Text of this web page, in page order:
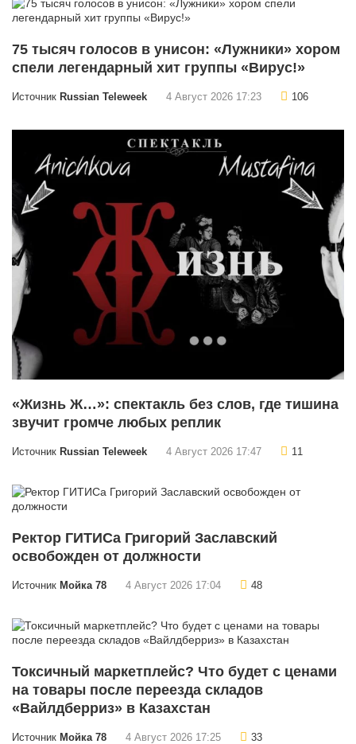
75 тысяч голосов в унисон: «Лужники» хором
спели легендарный хит группы «Вирус!»
Источник Russian Teleweek 4 Август 2026 17:23 106
«Жизнь Ж…»: спектакль без слов, где тишина
звучит громче любых реплик
Источник Russian Teleweek 4 Август 2026 17:47 11
Ректор ГИТИСа Григорий Заславский
освобожден от должности
Источник Мойка 78 4 Август 2026 17:04 48
Токсичный маркетплейс? Что будет с ценами
на товары после переезда складов
«Вайлдберриз» в Казахстан
Источник Мойка 78 4 Август 2026 17:25 33